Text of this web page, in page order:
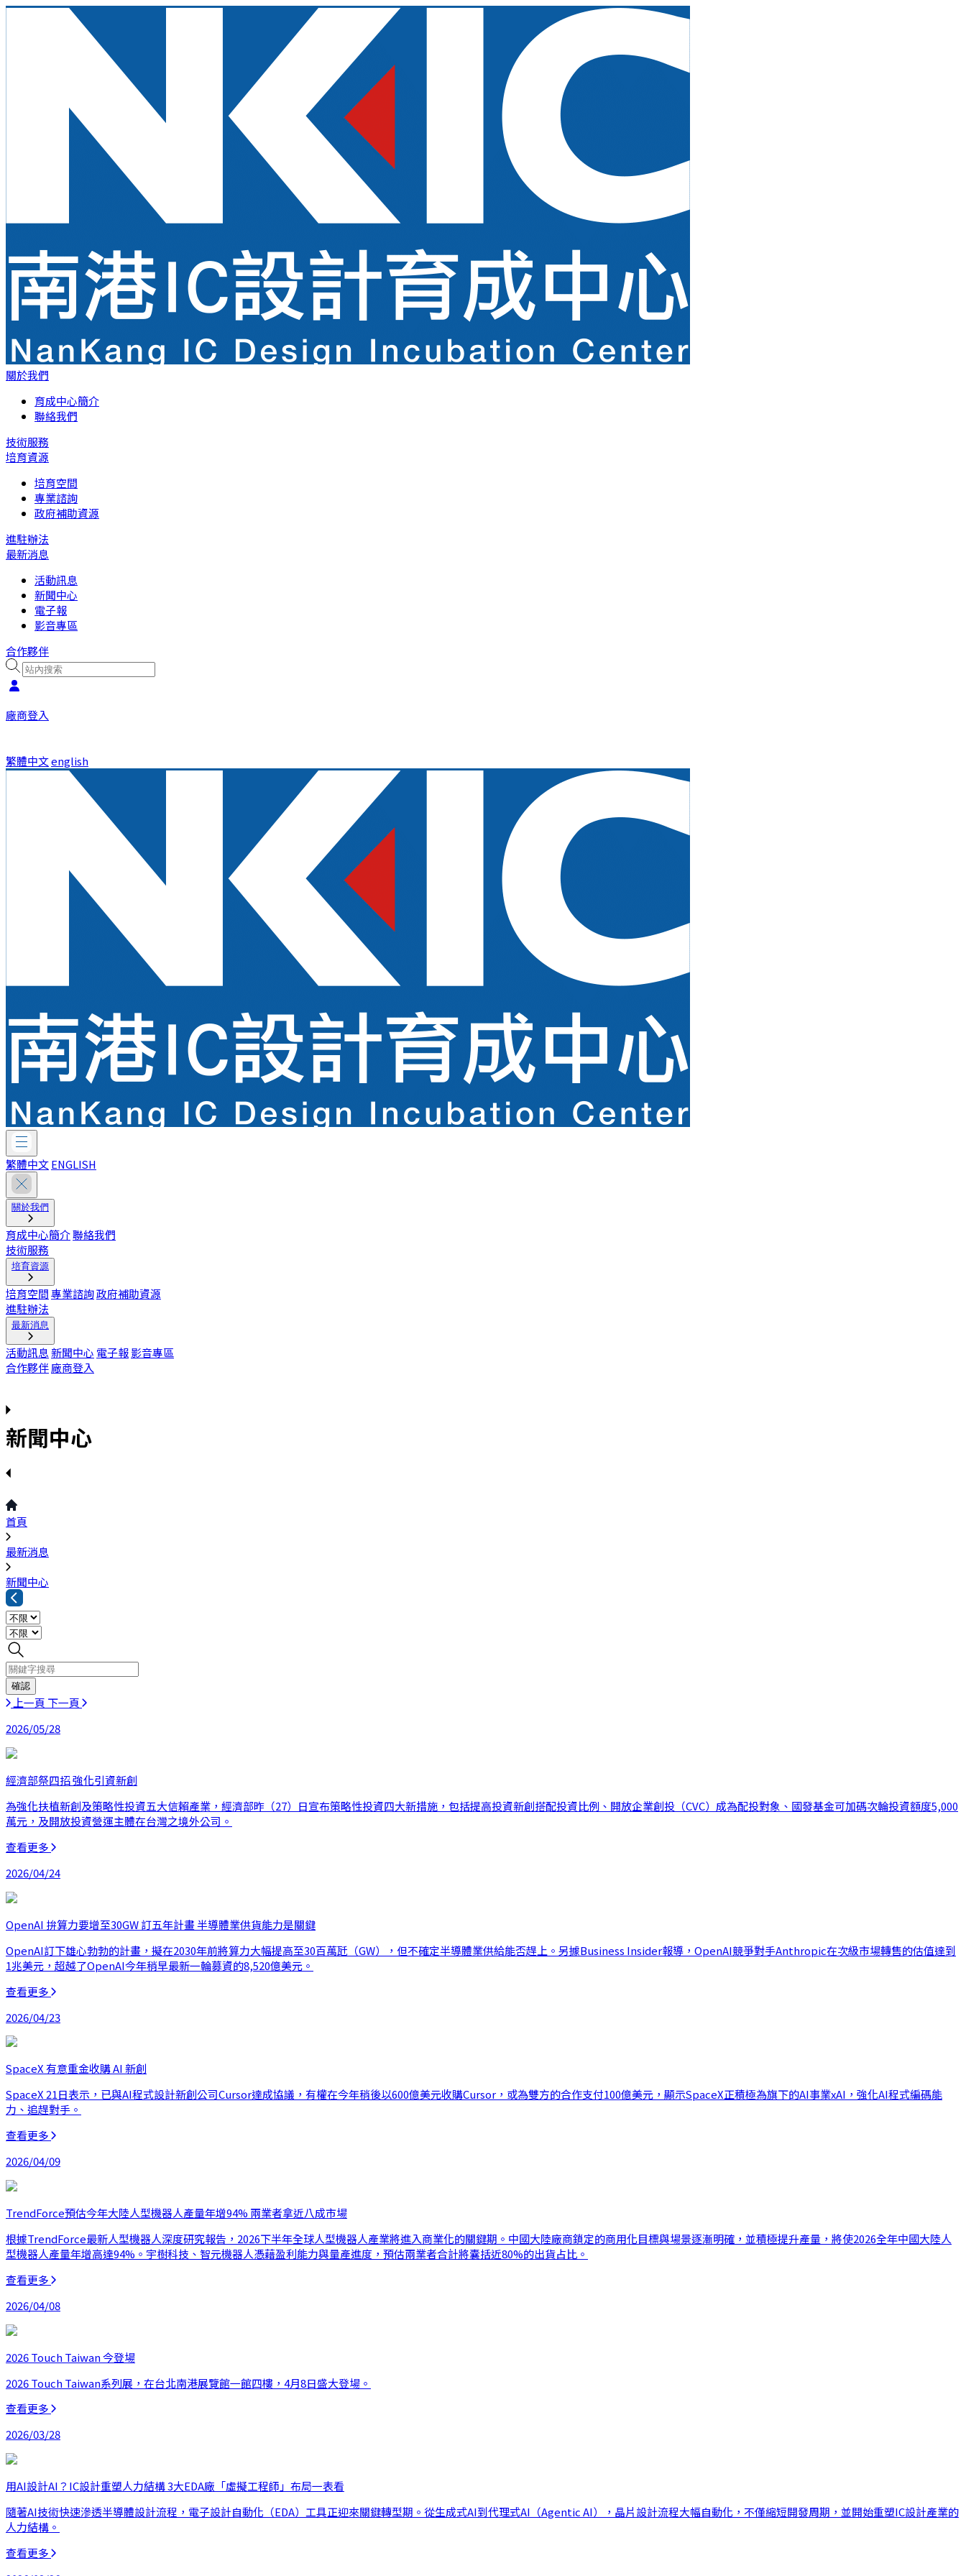
關於我們
育成中心簡介
聯絡我們
技術服務
培育資源
培育空間
專業諮詢
政府補助資源
進駐辦法
最新消息
活動訊息
新聞中心
電子報
影音專區
合作夥伴
廠商登入
繁體中文english
繁體中文ENGLISH
關於我們
育成中心簡介聯絡我們
技術服務
培育資源
培育空間專業諮詢政府補助資源
進駐辦法
最新消息
活動訊息新聞中心 電子報影音專區
合作夥伴廠商登入
新聞中心
首頁
最新消息
新聞中心
上一頁 下一頁
2026/05/28
經濟部祭四招 強化引資新創
為強化扶植新創及策略性投資五大信賴產業，經濟部昨（27）日宣布策略性投資四大新措施，包括提高投資新創搭配投資比例、開放企業創投（CVC）成為配投對象、國發基金可加碼次輪投資額度5,000
萬元，及開放投資營運主體在台灣之境外公司。
查看更多
2026/04/24
OpenAI 拚算力要增至30GW 訂五年計畫 半導體業供貨能力是關鍵
OpenAI訂下雄心勃勃的計畫，擬在2030年前將算力大幅提高至30百萬瓩（GW），但不確定半導體業供給能否趕上。另據Business Insider報導，OpenAI競爭對手Anthropic在次級市場轉售的估值達到
1兆美元，超越了OpenAI今年稍早最新一輪募資的8,520億美元。
查看更多
2026/04/23
SpaceX 有意重金收購 AI 新創
SpaceX 21日表示，已與AI程式設計新創公司Cursor達成協議，有權在今年稍後以600億美元收購Cursor，或為雙方的合作支付100億美元，顯示SpaceX正積極為旗下的AI事業xAI，強化AI程式編碼能
力、追趕對手。
查看更多
2026/04/09
TrendForce預估今年大陸人型機器人產量年增94% 兩業者拿近八成市場
根據TrendForce最新人型機器人深度研究報告，2026下半年全球人型機器人產業將進入商業化的關鍵期。中國大陸廠商鎖定的商用化目標與場景逐漸明確，並積極提升產量，將使2026全年中國大陸人
型機器人產量年增高達94%。宇樹科技、智元機器人憑藉盈利能力與量產進度，預估兩業者合計將囊括近80%的出貨占比。
查看更多
2026/04/08
2026 Touch Taiwan 今登場
2026 Touch Taiwan系列展，在台北南港展覽館一館四樓，4月8日盛大登場。
查看更多
2026/03/28
用AI設計AI？IC設計重塑人力結構 3大EDA廠「虛擬工程師」布局一表看
隨著AI技術快速滲透半導體設計流程，電子設計自動化（EDA）工具正迎來關鍵轉型期。從生成式AI到代理式AI（Agentic AI），晶片設計流程大幅自動化，不僅縮短開發周期，並開始重塑IC設計產業的
人力結構。
查看更多